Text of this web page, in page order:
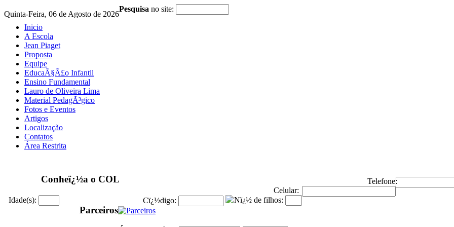
Quinta-Feira, 06 de Agosto de 2026
Pesquisa no site:
Inicio
A Escola
Jean Piaget
Proposta
Equipe
EducaÃ§Ã£o Infantil
Ensino Fundamental
Lauro de Oliveira Lima
Material PedagÃ³gico
Fotos e Eventos
Artigos
Localização
Contatos
Área Restrita
Conheï¿½a o COL
Telefone:
Celular:
Nï¿½ de filhos:
Idade(s): Cï¿½digo:
Parceiros